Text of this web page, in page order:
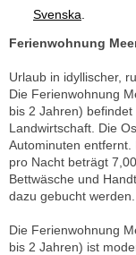
Svenska
Ferienwohnung
Urlaub in idyllischer,
Die Ferienwohnung
bis 2 Jahren)
Landwirtschaft. Die
Autominuten entfernt.
pro Nacht beträgt
Bettwäsche und
dazu gebucht werden.
Die Ferienwohnung
bis 2 Jahren) ist